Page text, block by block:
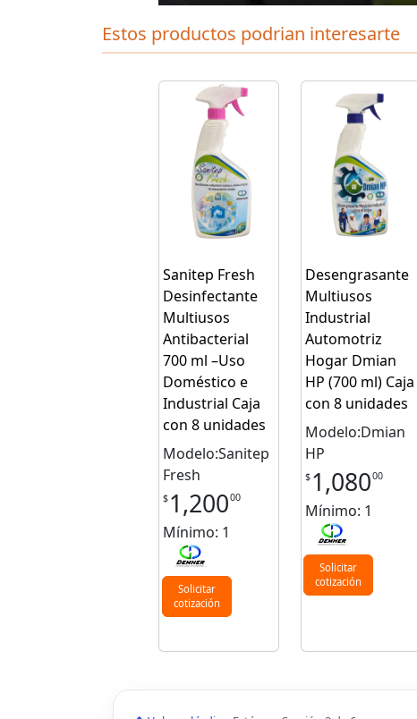
Estos productos podrian interesarte
Sanitep Fresh
Desinfectante
Multiusos
Antibacterial
700 ml –Uso
Doméstico e
Industrial Caja
con 8 unidades
Modelo:Sanitep
Fresh
$ 1,20000
Mínimo: 1
Solicitar
cotización
Desengrasante
Multiusos
Industrial
Automotriz
Hogar Dmian
HP (700 ml) Caja
con 8 unidades
Modelo:Dmian
HP
$ 1,08000
Mínimo: 1
Solicitar
cotización